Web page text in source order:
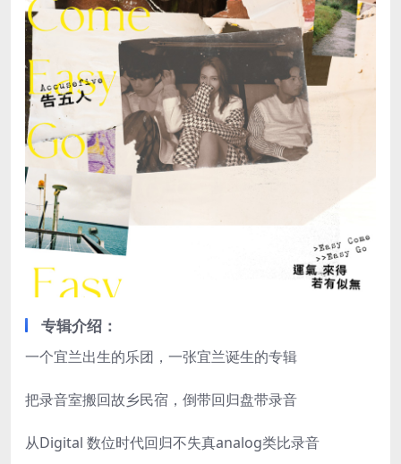
专辑介绍：
一个宜兰出生的乐团，一张宜兰诞生的专辑
把录音室搬回故乡民宿，倒带回归盘带录音
从Digital 数位时代回归不失真analog类比录音